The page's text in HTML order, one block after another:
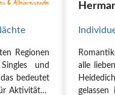
Regionen
und
bedeutet
Aktivitäten
alle
gelassen